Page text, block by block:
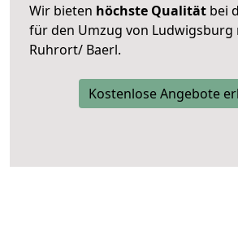
Wir bieten höchste Qualität bei
für den Umzug von
Ruhrort/ Baerl.
Kostenlose Angebote